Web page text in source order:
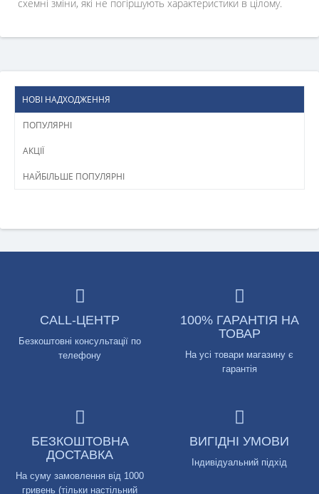
схемні зміни, які не погіршують характеристики в цілому.
НОВІ НАДХОДЖЕННЯ
ПОПУЛЯРНІ
АКЦІЇ
НАЙБІЛЬШЕ ПОПУЛЯРНІ
CALL-ЦЕНТР
Безкоштовні консультації по
телефону
100% ГАРАНТІЯ НА
ТОВАР
На усі товари магазину є
гарантія
БЕЗКОШТОВНА
ДОСТАВКА
На суму замовлення від 1000
гривень (тільки настільний
ВИГІДНІ УМОВИ
Індивідуальний підхід